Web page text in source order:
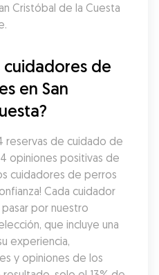
Cristóbal de la Cuesta
cuidadores de
en San
reservas de cuidado de
opiniones positivas de
cuidadores de perros
Cada cuidador
por nuestro
que incluye una
experiencia,
y opiniones de los